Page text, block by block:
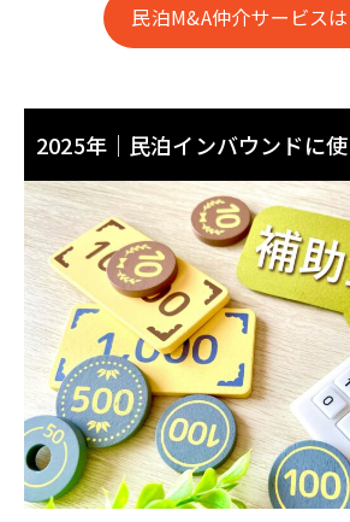
民泊M&A仲介サービス
2025年｜民泊インバウンドに